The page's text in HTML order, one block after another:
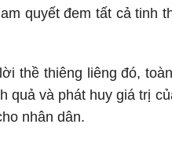
quyết đem tất cả
thề thiêng liêng đó,
quả và phát huy giá trị
nhân dân.